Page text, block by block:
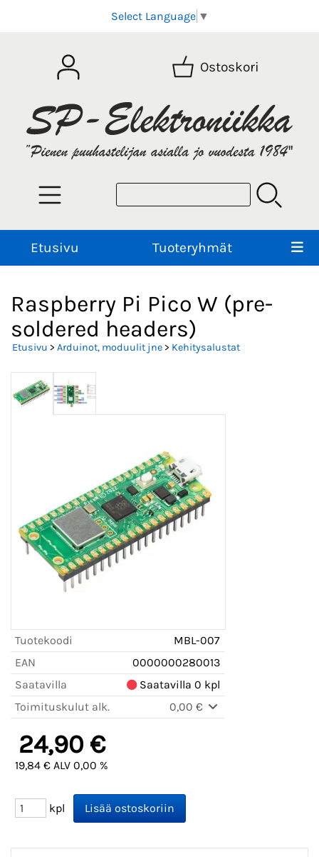
Select Language ▼
Ostoskori
Etusivu Tuoteryhmät
Raspberry Pi Pico W (pre-
soldered headers)
Etusivu > Arduinot, moduulit jne> Kehitysalustat
Tuotekoodi
MBL-007
EAN
0000000280013
Saatavilla
Saatavilla 0 kpl
Toimituskulut alk.
0,00 €
24,90 €
19,84 € ALV 0,00 %
kpl